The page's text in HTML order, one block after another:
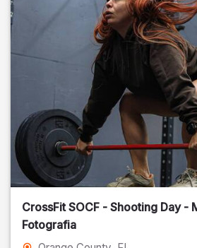
CrossFit SOCF - Shooting Day -
Fotografia